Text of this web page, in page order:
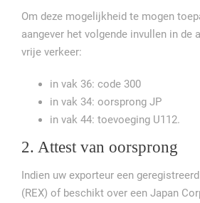
Om deze mogelijkheid te mogen
aangever het volgende invullen in de
vrije verkeer:
in vak 36: code 300
in vak 34: oorsprong JP
in vak 44: toevoeging U112.
2. Attest van oorsprong
Indien uw exporteur een
(REX) of beschikt over een Japan